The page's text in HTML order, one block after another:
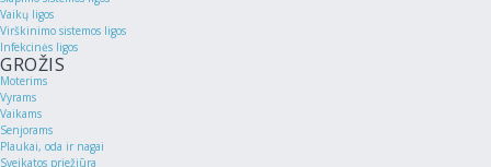
Vaikų ligos
Virškinimo sistemos ligos
Infekcinės ligos
GROŽIS
Moterims
Vyrams
Vaikams
Senjorams
Plaukai, oda ir nagai
Sveikatos priežiūra